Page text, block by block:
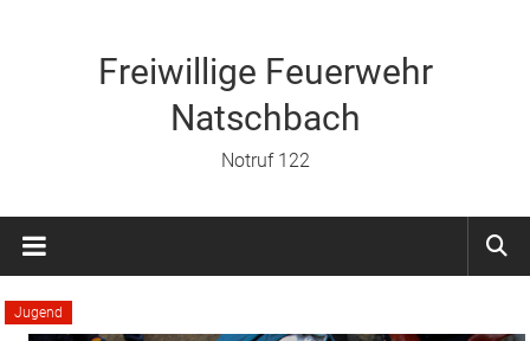
Freiwillige Feuerwehr
Natschbach
Notruf 122
Jugend